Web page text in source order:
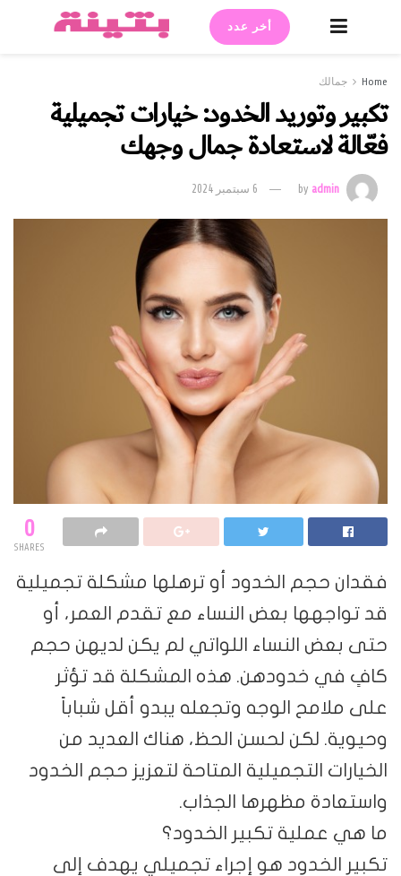
أخر عدد
Home جمالك
تكبير وتوريد الخدود: خيارات تجميلية
فعّالة لاستعادة جمال وجهك
byadmin 6 سبتمبر 2024
0
SHARES
فقدان حجم الخدود أو ترهلها مشكلة تجميلية
قد تواجهها بعض النساء مع تقدم العمر، أو
حتى بعض النساء اللواتي لم يكن لديهن حجم
كافٍ في خدودهن. هذه المشكلة قد تؤثر
على ملامح الوجه وتجعله يبدو أقل شباباً
وحيوية. لكن لحسن الحظ، هناك العديد من
الخيارات التجميلية المتاحة لتعزيز حجم الخدود
واستعادة مظهرها الجذاب.
ما هي عملية تكبير الخدود؟
تكبير الخدود هو إجراء تجميلي يهدف إلى